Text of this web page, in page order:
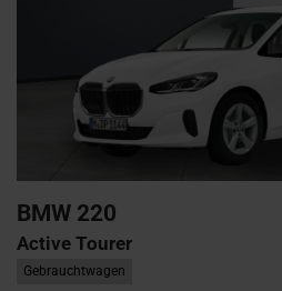
BMW 220
Active Tourer
Gebrauchtwagen